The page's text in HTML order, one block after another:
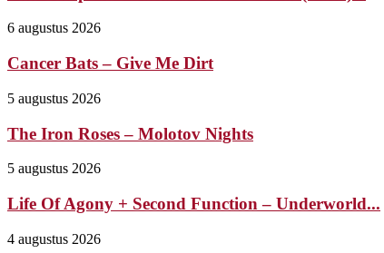
6 augustus 2026
Cancer Bats – Give Me Dirt
5 augustus 2026
The Iron Roses – Molotov Nights
5 augustus 2026
Life Of Agony + Second Function – Underworld...
4 augustus 2026